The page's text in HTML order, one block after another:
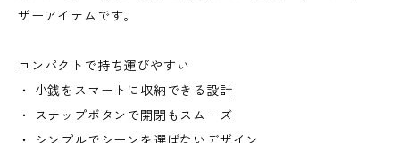
ザーアイテムです。
コンパクトで持ち運びやすい
・ 小銭をスマートに収納できる設計
・ スナップボタンで開閉もスムーズ